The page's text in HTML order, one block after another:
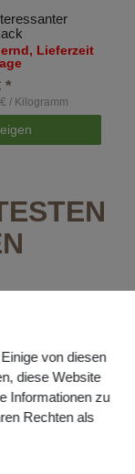
Lieferzeit
*
/ Kilogramm
3 Tage bei
von diesen
diese Website
Informationen zu
Rechten als